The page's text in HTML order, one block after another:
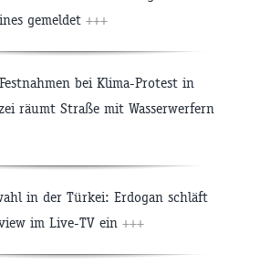
gemeldet +++
bei Klima-Protest in
räumt Straße mit Wasserwerfern
in der Türkei: Erdogan schläft
im Live-TV ein +++